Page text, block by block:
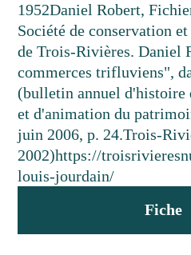
1952Daniel Robert,
Société de conservation
de Trois-Rivières. Daniel
commerces trifluviens",
(bulletin annuel d'histoire
et d'animation du
juin 2006, p. 24.Trois-
2002)https://
louis-jourdain/
Fiche